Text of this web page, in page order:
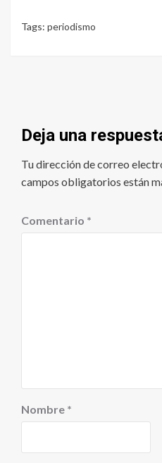
Tags: periodismo
Deja una
Tu dirección de correo
campos obligatorios están
Comentario *
Nombre *